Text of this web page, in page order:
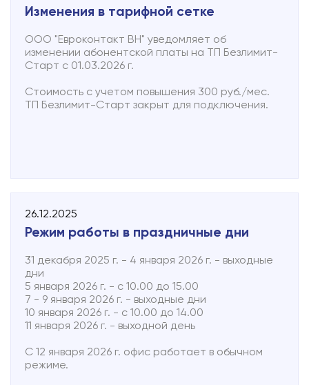
Изменения в тарифной сетке
ООО "Евроконтакт ВН" уведомляет об
изменении абонентской платы на ТП Безлимит-
Старт с 01.03.2026 г.
Стоимость с учетом повышения 300 руб./мес.
ТП Безлимит-Старт закрыт для подключения.
26.12.2025
Режим работы в праздничные дни
31 декабря 2025 г. - 4 января 2026 г. - выходные
дни
5 января 2026 г. - с 10.00 до 15.00
7 - 9 января 2026 г. - выходные дни
10 января 2026 г. - с 10.00 до 14.00
11 января 2026 г. - выходной день
С 12 января 2026 г. офис работает в обычном
режиме.